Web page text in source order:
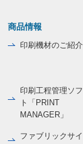
商品情報
印刷機材のご紹介
印刷工程管理ソフ
ト「PRINT
MANAGER」
ファブリックサイ